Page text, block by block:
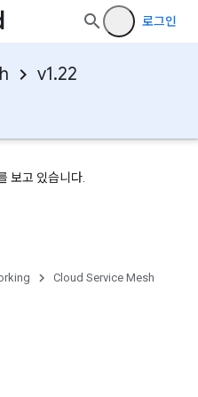
로그인
v1.22
보고 있습니다.
Cloud Service Mesh